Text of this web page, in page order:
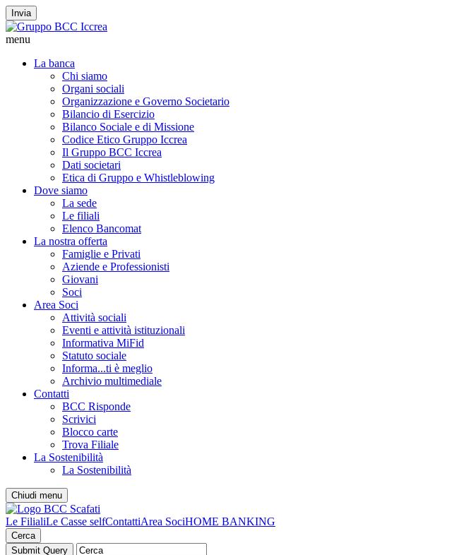
Invia
menu
La banca
Chi siamo
Organi sociali
Organizzazione e Governo Societario
Bilancio di Esercizio
Bilanco Sociale e di Missione
Codice Etico Gruppo Iccrea
Il Gruppo BCC Iccrea
Dati societari
Etica di Gruppo e Whistleblowing
Dove siamo
La sede
Le filiali
Elenco Bancomat
La nostra offerta
Famiglie e Privati
Aziende e Professionisti
Giovani
Soci
Area Soci
Attività sociali
Eventi e attività istituzionali
Informativa MiFid
Statuto sociale
Informa...ti è meglio
Archivio multimediale
Contatti
BCC Risponde
Scrivici
Blocco carte
Trova Filiale
La Sostenibilità
La Sostenibilità
Chiudi menu
Le FilialiLe Casse selfContattiArea SociHOME BANKING
Cerca